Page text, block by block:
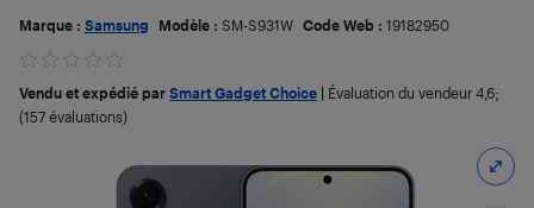
Marque : Samsung Modèle : SM-S931W Code Web : 19182950
Vendu et expédié par Smart Gadget Choice Évaluation du vendeur 4,6;
(157 évaluations)